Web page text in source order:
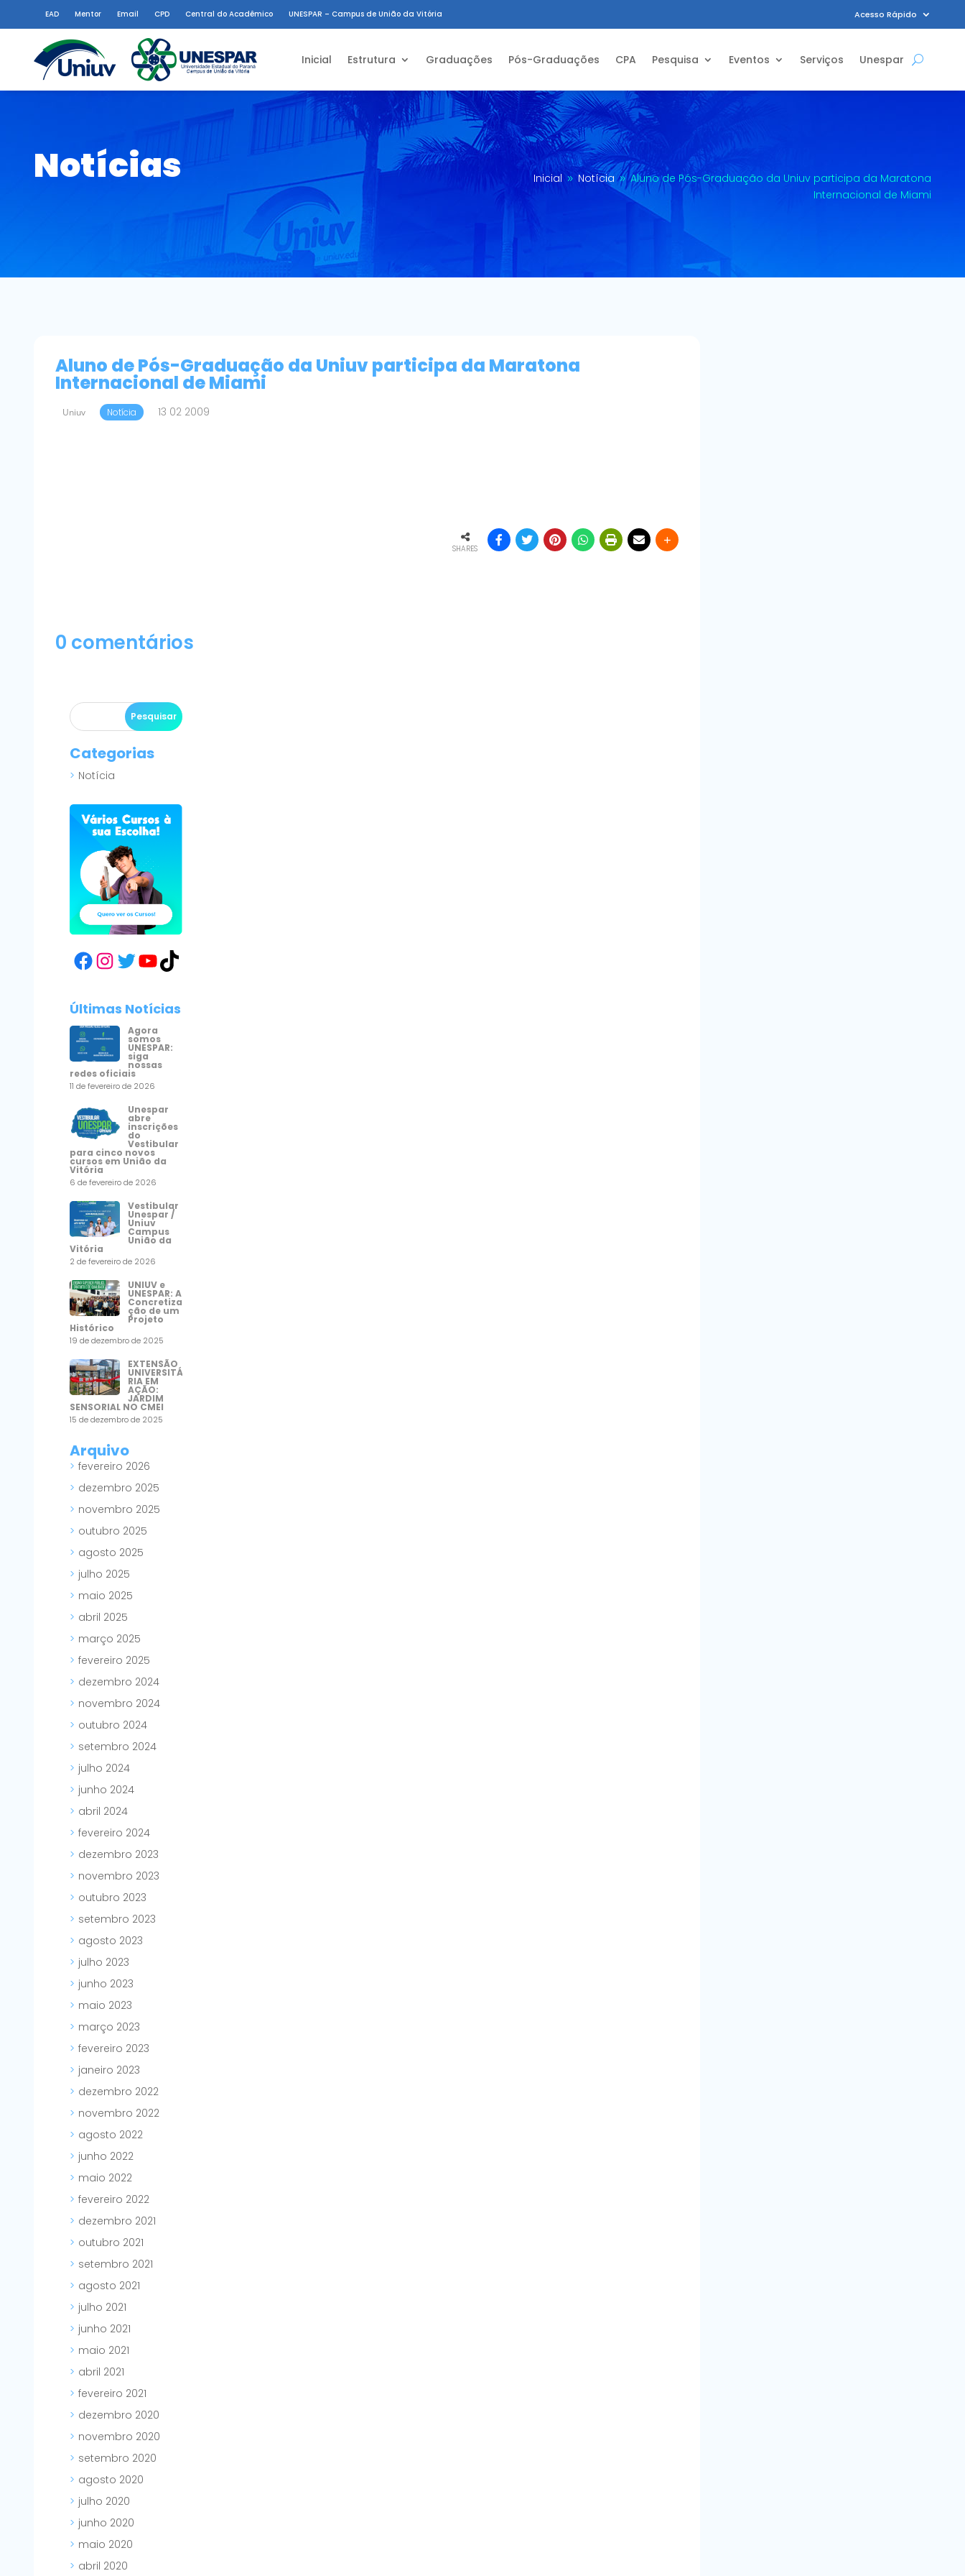
EAD Mentor Email CPD Central do Acadêmico UNESPAR – Campus de União da Vitória Acesso Rápido
Inicial Estrutura Graduações Pós-Graduações CPA Pesquisa Eventos Serviços Unespar
Notícias Inicial 9 Notícia 9 Aluno de Pós-Graduação da Uniuv participa da Maratona
Internacional de Miami
Aluno de Pós-Graduação da Uniuv participa da Maratona
Internacional de Miami
Uniuv Notícia 13 02 2009
SHARES
0 comentários
Categorias
Notícia
Facebook
Instagram
Twitter
YouTube
TikTok
Últimas Notícias
Agora
somos
UNESPAR:
siga
nossas
redes oficiais
11 de fevereiro de 2026
Unespar
abre
inscrições
do
Vestibular
para cinco novos
cursos em União da
Vitória
6 de fevereiro de 2026
Vestibular
Unespar /
Uniuv
Campus
União da
Vitória
2 de fevereiro de 2026
UNIUV e
UNESPAR: A
Concretiza
ção de um
Projeto
Histórico
19 de dezembro de 2025
EXTENSÃO
UNIVERSITÁ
RIA EM
AÇÃO:
JARDIM
SENSORIAL NO CMEI
15 de dezembro de 2025
Arquivo
fevereiro 2026
dezembro 2025
novembro 2025
outubro 2025
agosto 2025
julho 2025
maio 2025
abril 2025
março 2025
fevereiro 2025
dezembro 2024
novembro 2024
outubro 2024
setembro 2024
julho 2024
junho 2024
abril 2024
fevereiro 2024
dezembro 2023
novembro 2023
outubro 2023
setembro 2023
agosto 2023
julho 2023
junho 2023
maio 2023
março 2023
fevereiro 2023
janeiro 2023
dezembro 2022
novembro 2022
agosto 2022
junho 2022
maio 2022
fevereiro 2022
dezembro 2021
outubro 2021
setembro 2021
agosto 2021
julho 2021
junho 2021
maio 2021
abril 2021
fevereiro 2021
dezembro 2020
novembro 2020
setembro 2020
agosto 2020
julho 2020
junho 2020
maio 2020
abril 2020